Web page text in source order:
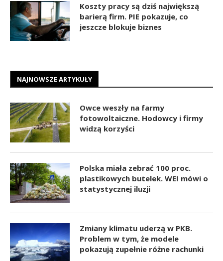
Koszty pracy są dziś największą
barierą firm. PIE pokazuje, co
jeszcze blokuje biznes
NAJNOWSZE ARTYKUŁY
Owce weszły na farmy
fotowoltaiczne. Hodowcy i firmy
widzą korzyści
Polska miała zebrać 100 proc.
plastikowych butelek. WEI mówi o
statystycznej iluzji
Zmiany klimatu uderzą w PKB.
Problem w tym, że modele
pokazują zupełnie różne rachunki